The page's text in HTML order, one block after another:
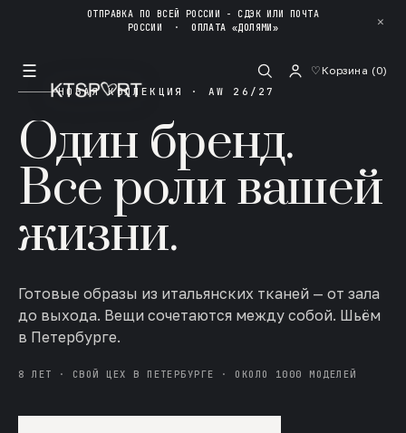
ОТПРАВКА ПО ВСЕЙ РОССИИ - СДЭК ИЛИ ПОЧТА
РОССИИ ·ОПЛАТА «ДОЛЯМИ» ✕
☰ ♡Корзина (0)
НОВАЯ КОЛЛЕКЦИЯ · AW 26/27
Один бренд.
Все роли вашей
жизни.
Готовые образы из итальянских тканей — от зала
до выхода. Вещи сочетаются между собой. Шьём
в Петербурге.
8 ЛЕТ · СВОЙ ЦЕХ В ПЕТЕРБУРГЕ · ОКОЛО 1000 МОДЕЛЕЙ